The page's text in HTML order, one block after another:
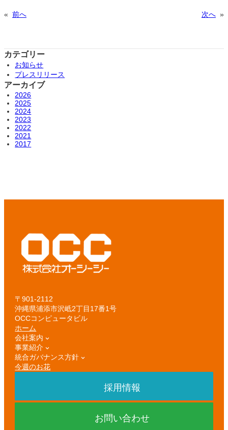
« 前へ 次へ »
カテゴリー
お知らせ
プレスリリース
アーカイブ
2026
2025
2024
2023
2022
2021
2017
〒901-2112
沖縄県浦添市沢岻2丁目17番1号
OCCコンピュータビル
ホーム
会社案内
事業紹介
統合ガバナンス方針
今週のお花
採用情報
お問い合わせ